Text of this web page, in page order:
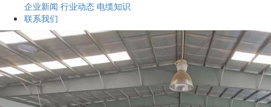
企业新闻 行业动态 电缆知识
联系我们